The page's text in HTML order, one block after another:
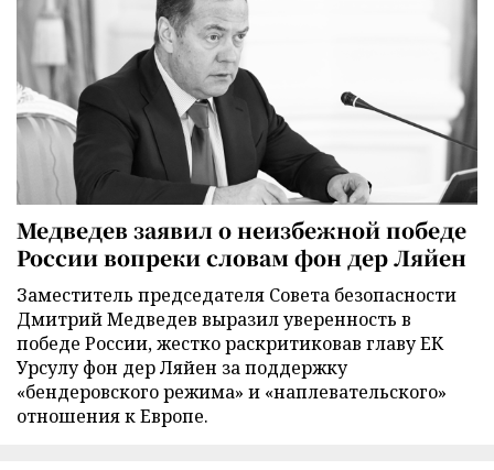
Медведев заявил о неизбежной победе
России вопреки словам фон дер Ляйен
Заместитель председателя Совета безопасности
Дмитрий Медведев выразил уверенность в
победе России, жестко раскритиковав главу ЕК
Урсулу фон дер Ляйен за поддержку
«бендеровского режима» и «наплевательского»
отношения к Европе.